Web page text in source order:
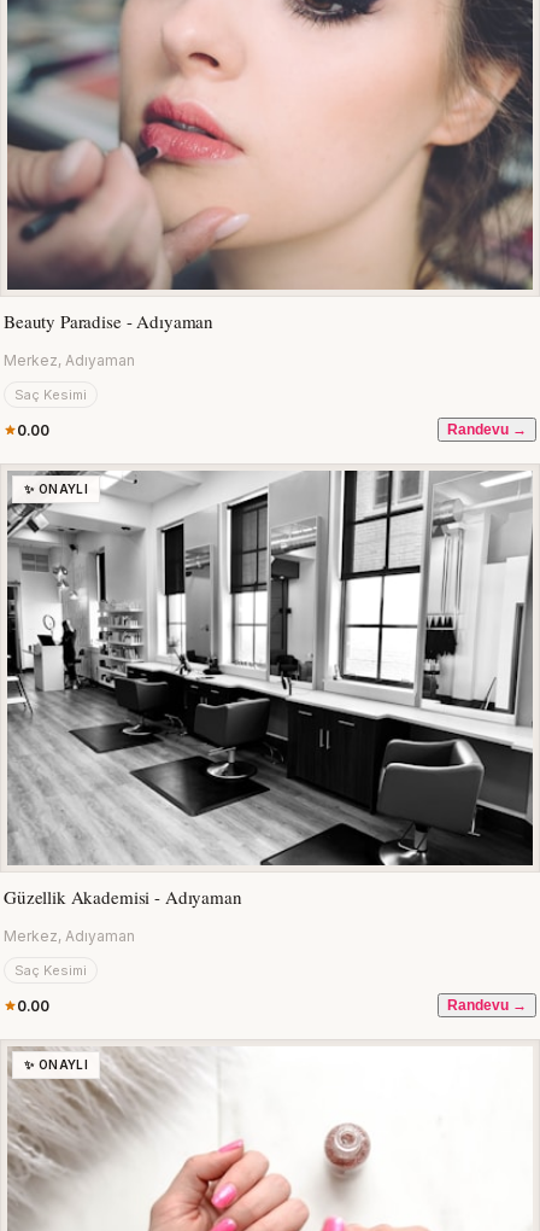
Beauty Paradise - Adıyaman
Merkez, Adıyaman
Saç Kesimi
0.00 Randevu →
✨ ONAYLI
Güzellik Akademisi - Adıyaman
Merkez, Adıyaman
Saç Kesimi
0.00 Randevu →
✨ ONAYLI